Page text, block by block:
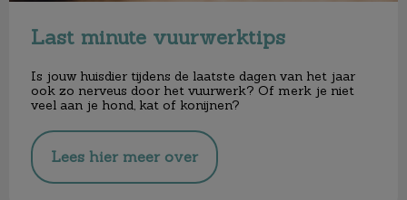
Last minute vuurwerktips
Is jouw huisdier tijdens de laatste dagen van het jaar
ook zo nerveus door het vuurwerk? Of merk je niet
veel aan je hond, kat of konijnen?
Lees hier meer over